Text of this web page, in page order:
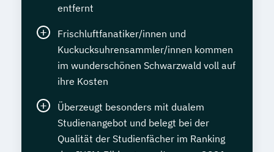
entfernt
Frischluftfanatiker/innen und
Kuckucksuhrensammler/innen kommen
im wunderschönen Schwarzwald voll auf
ihre Kosten
Überzeugt besonders mit dualem
Studienangebot und belegt bei der
Qualität der Studienfächer im Ranking